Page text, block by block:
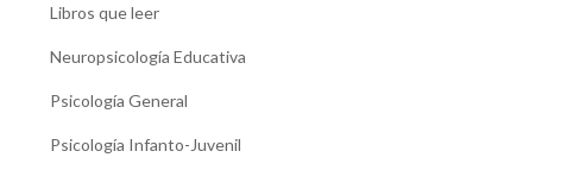
Libros que leer
Neuropsicología Educativa
Psicología General
Psicología Infanto-Juvenil